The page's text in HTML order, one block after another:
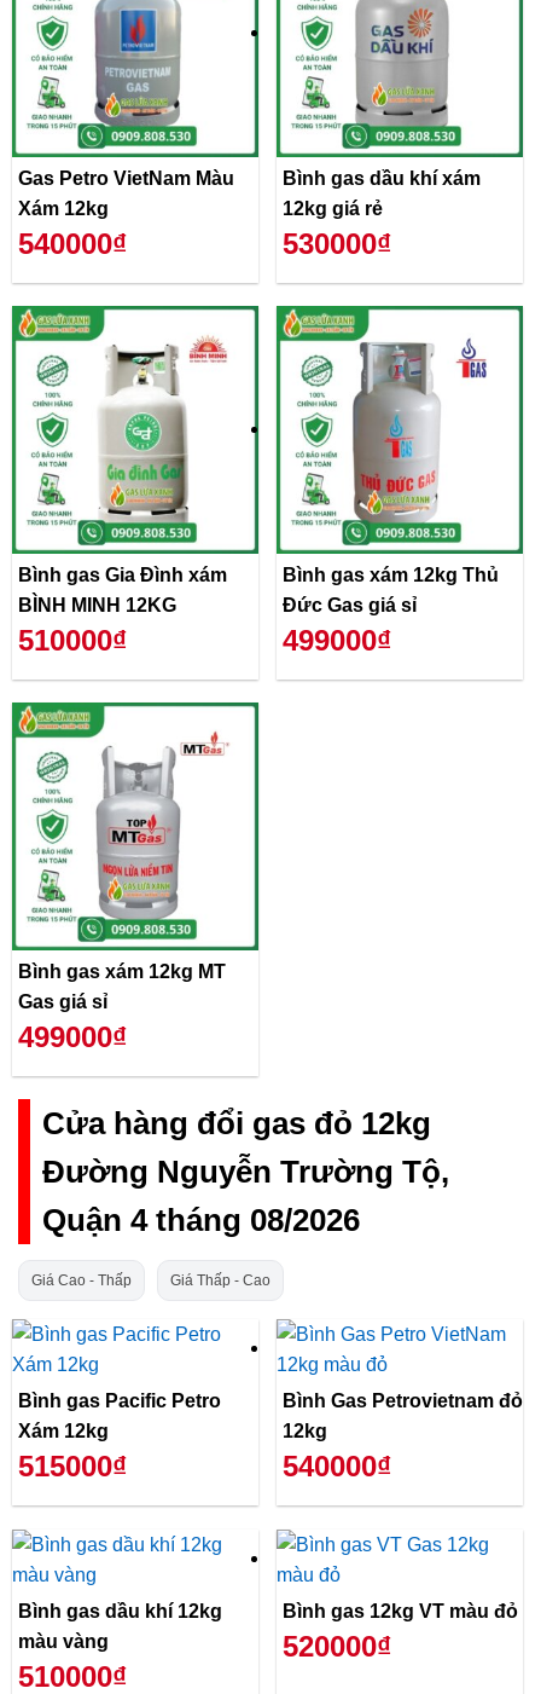
Gas Petro VietNam Màu
Xám 12kg
540000₫
Bình gas dầu khí xám
12kg giá rẻ
530000₫
Bình gas Gia Đình xám
BÌNH MINH 12KG
510000₫
Bình gas xám 12kg Thủ
Đức Gas giá sỉ
499000₫
Bình gas xám 12kg MT
Gas giá sỉ
499000₫
Cửa hàng đổi gas đỏ 12kg
Đường Nguyễn Trường Tộ,
Quận 4 tháng 08/2026
Giá Cao - Thấp Giá Thấp - Cao
Bình gas Pacific Petro
Xám 12kg
515000₫
Bình Gas Petrovietnam đỏ
12kg
540000₫
Bình gas dầu khí 12kg
màu vàng
510000₫
Bình gas 12kg VT màu đỏ
520000₫